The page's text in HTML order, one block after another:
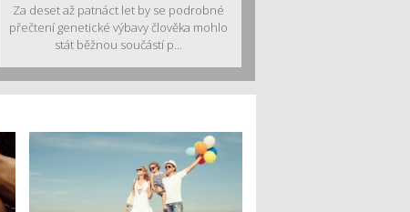
Za deset až patnáct let by se podrobné
přečtení genetické výbavy člověka mohlo
stát běžnou součástí p...